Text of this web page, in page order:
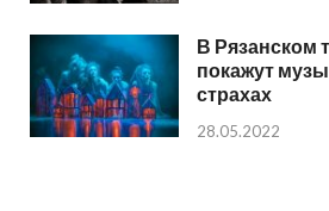
В Рязанском
покажут
страхах
28.05.2022